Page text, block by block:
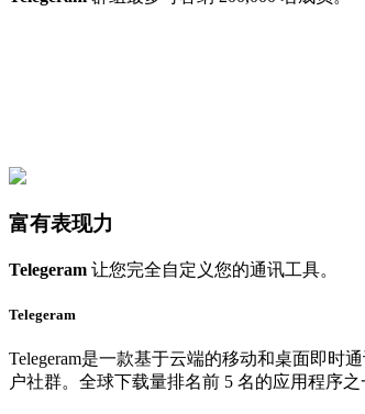
富有表现力
Telegeram 让您完全自定义您的通讯工具。
Telegeram
Telegeram是一款基于云端的移动和桌面即时
户社群。全球下载量排名前 5 名的应用程序之